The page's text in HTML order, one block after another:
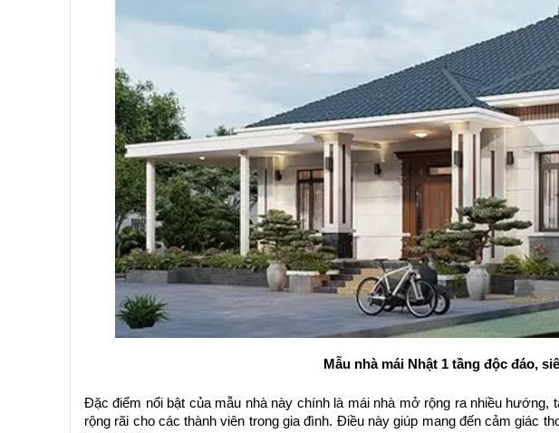
Mẫu nhà mái Nhật 1 tầng độc đáo,
Đặc điểm nổi bật của mẫu nhà này chính là mái nhà mở rộng ra nhiều hướng,
rộng rãi cho các thành viên trong gia đình. Điều này giúp mang đến cảm giác